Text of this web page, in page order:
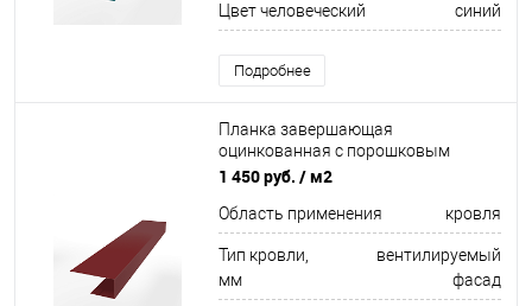
Цвет человеческий синий
Подробнее
Планка завершающая
оцинкованная с порошковым
покрытием 0,45мм ширина более
1 450 руб. / м2
Область применения кровля
Тип кровли,
мм
вентилируемый
фасад